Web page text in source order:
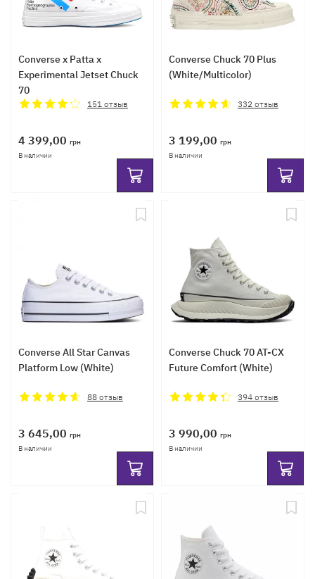
Converse x Patta x
Experimental Jetset Chuck
70
151 отзыв
4 399,00 грн
В наличии
Converse Chuck 70 Plus
(White/Multicolor)
332 отзыв
3 199,00 грн
В наличии
Converse All Star Canvas
Platform Low (White)
88отзыв
3 645,00 грн
В наличии
Converse Chuck 70 AT-CX
Future Comfort (White)
394отзыв
3 990,00 грн
В наличии